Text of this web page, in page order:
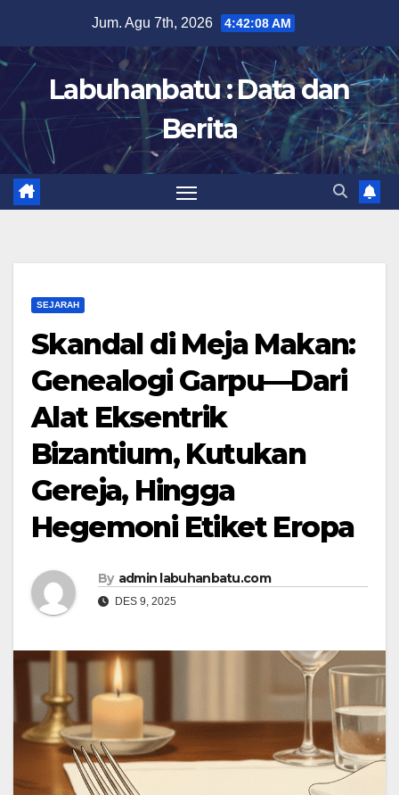
content
Jum. Agu 7th, 2026 4:42:10 AM
Labuhanbatu : Data dan
Berita
SEJARAH
Skandal di Meja Makan:
Genealogi Garpu—Dari
Alat Eksentrik
Bizantium, Kutukan
Gereja, Hingga
Hegemoni Etiket Eropa
By admin labuhanbatu.com
DES 9, 2025